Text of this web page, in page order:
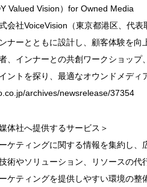
Valued Vision）for Owned Media
会社VoiceVision（東京都港区、代
ナーとともに設計し、顧客体験を
、インナーとの共創ワークショッ
ントを探り、最適なオウンドメディ
archives/newsrelease/37354
体社へ提供するサービス＞
ケティングに関する情報を集約し
術やソリューション、リソースの代
ケティングを提供しやすい環境の整